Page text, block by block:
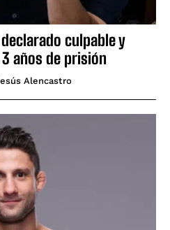
culpable y
años de prisión
Alencastro